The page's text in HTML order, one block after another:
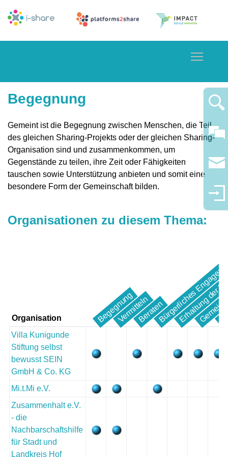
Begegnung
Gemeint ist die Begegnung zwischen Menschen, die Teil
des gleichen Sharing-Projekts oder der gleichen Sharing-
Organisation sind und zusammenkommen, um
Gegenstände zu teilen, ihre Zeit oder Fähigkeiten
tauschen sowie Unterstützung anbieten und somit eine
besondere Form der Gemeinschaft bilden.
Organisationen zu diesem Thema:
Organisation BegegnungVermittelnBeratenBürgerliches
Erhaltung
Villa Kunigunde
Stiftung selbst
bewusst SEIN
GmbH & Co. KG
Mi.t.Mi e.V.
Zusammenhalt e.V.
- die
Nachbarschaftshilfe
für Stadt und
Landkreis Hof